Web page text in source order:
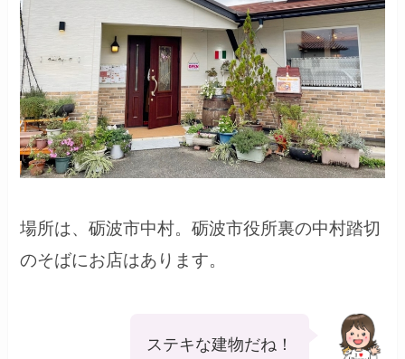
場所は、砺波市中村。砺波市役所裏の中村踏切
のそばにお店はあります。
ステキな建物だね！